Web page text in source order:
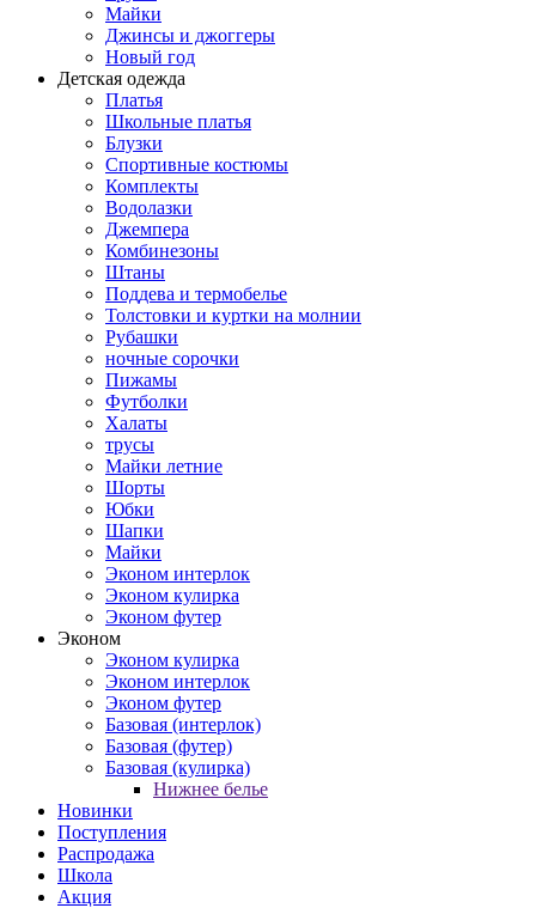
Майки
Джинсы и джоггеры
Новый год
Детская одежда
Платья
Школьные платья
Блузки
Спортивные костюмы
Комплекты
Водолазки
Джемпера
Комбинезоны
Штаны
Поддева и термобелье
Толстовки и куртки на молнии
Рубашки
ночные сорочки
Пижамы
Футболки
Халаты
трусы
Майки летние
Шорты
Юбки
Шапки
Майки
Эконом интерлок
Эконом кулирка
Эконом футер
Эконом
Эконом кулирка
Эконом интерлок
Эконом футер
Базовая (интерлок)
Базовая (футер)
Базовая (кулирка)
Нижнее белье
Новинки
Поступления
Распродажа
Школа
Акция